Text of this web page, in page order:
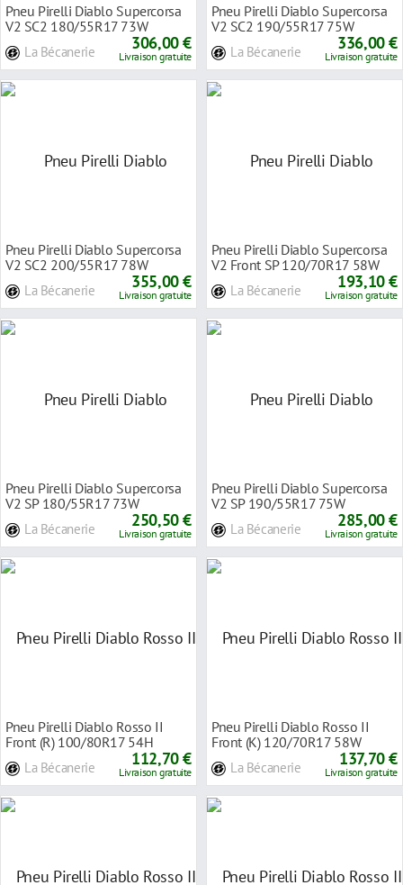
Pneu Pirelli Diablo Supercorsa
V2 SC2 180/55R17 73W
La Bécanerie 306,00 €
Livraison gratuite
Pneu Pirelli Diablo Supercorsa
V2 SC2 190/55R17 75W
La Bécanerie 336,00 €
Livraison gratuite
Pneu Pirelli Diablo Supercorsa
V2 SC2 200/55R17 78W
La Bécanerie 355,00 €
Livraison gratuite
Pneu Pirelli Diablo Supercorsa
V2 Front SP 120/70R17 58W
La Bécanerie 193,10 €
Livraison gratuite
Pneu Pirelli Diablo Supercorsa
V2 SP 180/55R17 73W
La Bécanerie 250,50 €
Livraison gratuite
Pneu Pirelli Diablo Supercorsa
V2 SP 190/55R17 75W
La Bécanerie 285,00 €
Livraison gratuite
Pneu Pirelli Diablo Rosso II
Front (R) 100/80R17 54H
La Bécanerie 112,70 €
Livraison gratuite
Pneu Pirelli Diablo Rosso II
Front (K) 120/70R17 58W
La Bécanerie 137,70 €
Livraison gratuite